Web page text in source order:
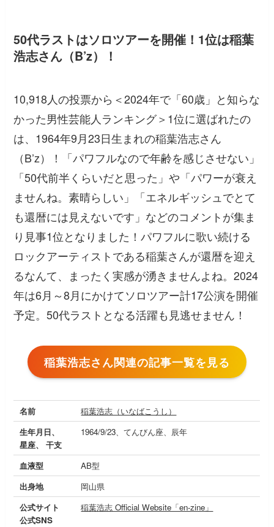
50代ラストはソロツアーを開催！1位は稲葉
浩志さん（B’z）！
10,918人の投票から＜2024年で「60歳」と知らな
かった男性芸能人ランキング＞1位に選ばれたの
は、1964年9月23日生まれの稲葉浩志さん
（B’z）！
「パワフルなので年齢を感じさせない」
「50代前半くらいだと思った」や 「パワーが衰え
ませんね。素晴らしい」「エネルギッシュでとて
も還暦には見えないです」 などのコメントが集ま
り見事1位となりました！パワフルに歌い続ける
ロックアーティストである稲葉さんが還暦を迎え
るなんて、まったく実感が湧きませんよね。2024
年は6月～8月にかけてソロツアー計17公演を開催
予定。50代ラストとなる活躍も見逃せません！
稲葉浩志さん関連の記事一覧を見る
名前
稲葉浩志（いなばこうし）
生年月日、
星座、 干支
1964/9/23、てんびん座、辰年
血液型
AB型
出身地
岡山県
公式サイト
公式SNS
稲葉浩志 Official Website「en-zine」